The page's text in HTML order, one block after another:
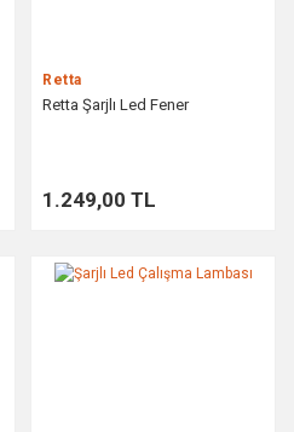
Retta
Retta Şarjlı Led Fener
1.249,00 TL